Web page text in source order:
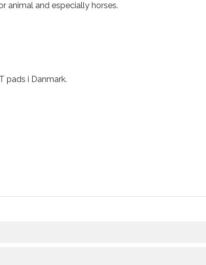
animal and especially horses.
pads i Danmark.